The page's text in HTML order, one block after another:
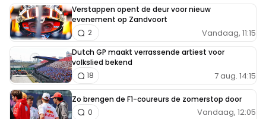
Verstappen opent de deur voor nieuw
evenement op Zandvoort
Vandaag, 11:15
2
Dutch GP maakt verrassende artiest voor
volkslied bekend
7 aug. 14:15
18
Zo brengen de F1-coureurs de zomerstop door
Vandaag, 12:05
0